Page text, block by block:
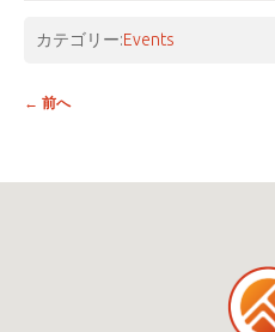
カテゴリー:Events
投稿ナビゲーション
← 前へ